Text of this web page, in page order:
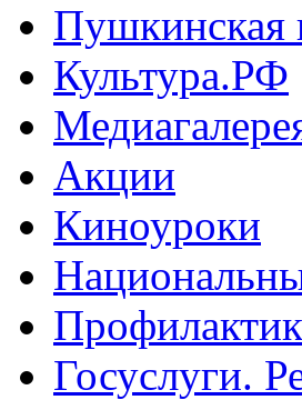
Пушкинская
Культура.РФ
Акции
Киноуроки
Госуслуги.